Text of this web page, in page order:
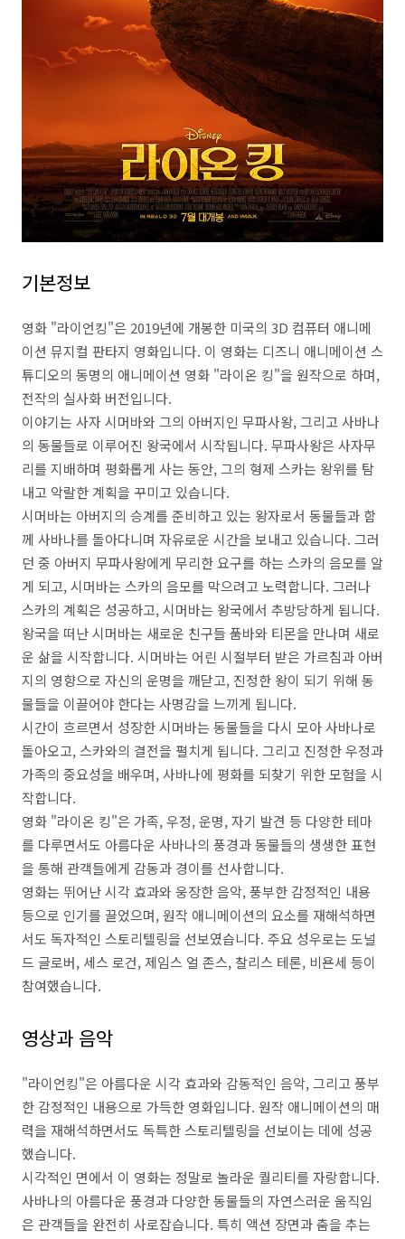
기본정보
영화 "라이언킹"은 2019년에 개봉한 미국의 3D 컴퓨터 애니메
이션 뮤지컬 판타지 영화입니다. 이 영화는 디즈니 애니메이션 스
튜디오의 동명의 애니메이션 영화 "라이온 킹"을 원작으로 하며,
전작의 실사화 버전입니다.
이야기는 사자 시머바와 그의 아버지인 무파사왕, 그리고 사바나
의 동물들로 이루어진 왕국에서 시작됩니다. 무파사왕은 사자무
리를 지배하며 평화롭게 사는 동안, 그의 형제 스카는 왕위를 탐
내고 악랄한 계획을 꾸미고 있습니다.
시머바는 아버지의 승계를 준비하고 있는 왕자로서 동물들과 함
께 사바나를 돌아다니며 자유로운 시간을 보내고 있습니다. 그러
던 중 아버지 무파사왕에게 무리한 요구를 하는 스카의 음모를 알
게 되고, 시머바는 스카의 음모를 막으려고 노력합니다. 그러나
스카의 계획은 성공하고, 시머바는 왕국에서 추방당하게 됩니다.
왕국을 떠난 시머바는 새로운 친구들 품바와 티몬을 만나며 새로
운 삶을 시작합니다. 시머바는 어린 시절부터 받은 가르침과 아버
지의 영향으로 자신의 운명을 깨닫고, 진정한 왕이 되기 위해 동
물들을 이끌어야 한다는 사명감을 느끼게 됩니다.
시간이 흐르면서 성장한 시머바는 동물들을 다시 모아 사바나로
돌아오고, 스카와의 결전을 펼치게 됩니다. 그리고 진정한 우정과
가족의 중요성을 배우며, 사바나에 평화를 되찾기 위한 모험을 시
작합니다.
영화 "라이온 킹"은 가족, 우정, 운명, 자기 발견 등 다양한 테마
를 다루면서도 아름다운 사바나의 풍경과 동물들의 생생한 표현
을 통해 관객들에게 감동과 경이를 선사합니다.
영화는 뛰어난 시각 효과와 웅장한 음악, 풍부한 감정적인 내용
등으로 인기를 끌었으며, 원작 애니메이션의 요소를 재해석하면
서도 독자적인 스토리텔링을 선보였습니다. 주요 성우로는 도널
드 글로버, 세스 로건, 제임스 얼 존스, 찰리스 테론, 비욘세 등이
참여했습니다.
영상과 음악
"라이언킹"은 아름다운 시각 효과와 감동적인 음악, 그리고 풍부
한 감정적인 내용으로 가득한 영화입니다. 원작 애니메이션의 매
력을 재해석하면서도 독특한 스토리텔링을 선보이는 데에 성공
했습니다.
시각적인 면에서 이 영화는 정말로 놀라운 퀄리티를 자랑합니다.
사바나의 아름다운 풍경과 다양한 동물들의 자연스러운 움직임
은 관객들을 완전히 사로잡습니다. 특히 액션 장면과 춤을 추는